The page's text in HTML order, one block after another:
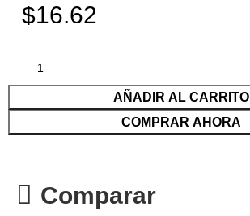
$16.62
AÑADIR AL CARRITO
COMPRAR AHORA
Comparar